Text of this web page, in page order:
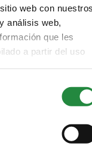
web con
análisis web,
que les
a partir del uso